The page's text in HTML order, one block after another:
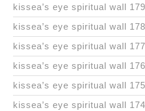
kissea’s eye spiritual wall 179
kissea’s eye spiritual wall 178
kissea’s eye spiritual wall 177
kissea’s eye spiritual wall 176
kissea’s eye spiritual wall 175
kissea’s eye spiritual wall 174